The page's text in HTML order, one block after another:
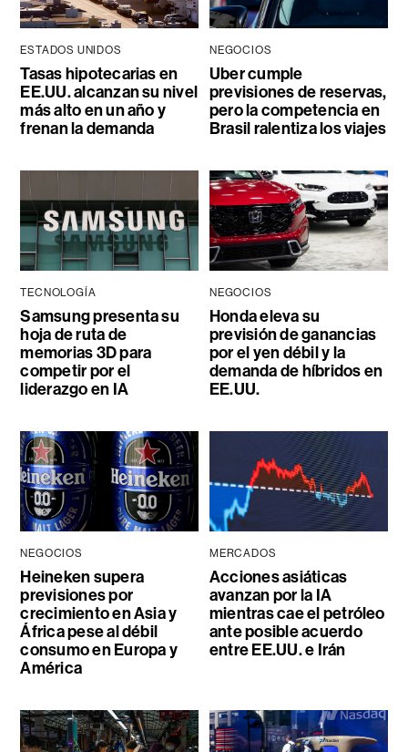
ESTADOS UNIDOS
Tasas hipotecarias en
EE.UU. alcanzan su nivel
más alto en un año y
frenan la demanda
NEGOCIOS
Uber cumple
previsiones de reservas,
pero la competencia en
Brasil ralentiza los viajes
TECNOLOGÍA
Samsung presenta su
hoja de ruta de
memorias 3D para
competir por el
liderazgo en IA
NEGOCIOS
Honda eleva su
previsión de ganancias
por el yen débil y la
demanda de híbridos en
EE.UU.
NEGOCIOS
Heineken supera
previsiones por
crecimiento en Asia y
África pese al débil
consumo en Europa y
América
MERCADOS
Acciones asiáticas
avanzan por la IA
mientras cae el petróleo
ante posible acuerdo
entre EE.UU. e Irán